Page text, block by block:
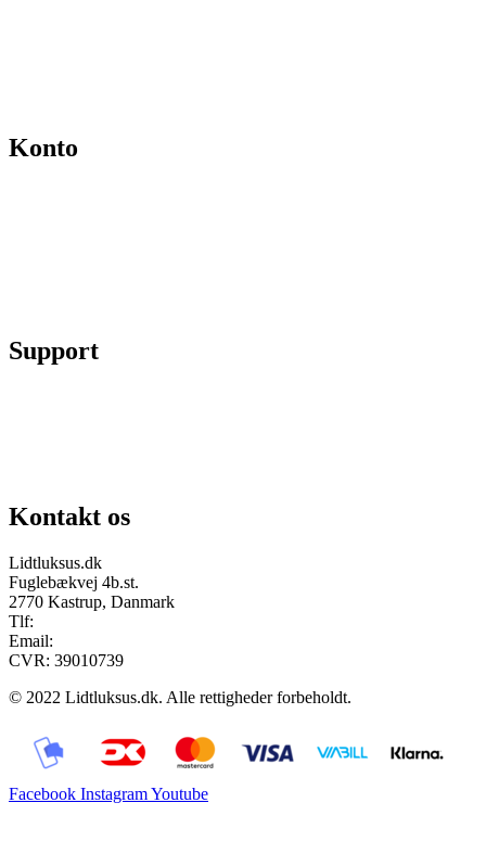
Konto
Support
Kontakt os
Lidtluksus.dk
Fuglebækvej 4b.st.
2770 Kastrup, Danmark
Tlf:
Email:
CVR: 39010739
© 2022 Lidtluksus.dk. Alle rettigheder forbeholdt.
Facebook InstagramYoutube